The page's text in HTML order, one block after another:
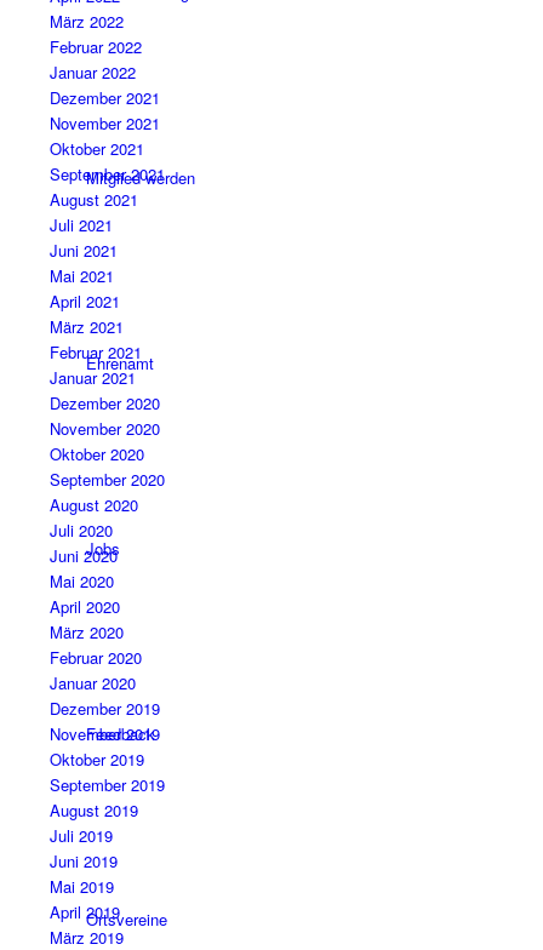
Mitglied werden
Ehrenamt
Jobs
Feedback
Ortsvereine
März 2022
Februar 2022
Januar 2022
Dezember 2021
November 2021
Oktober 2021
September 2021
August 2021
Juli 2021
Juni 2021
Mai 2021
April 2021
März 2021
Februar 2021
Januar 2021
Dezember 2020
November 2020
Oktober 2020
September 2020
August 2020
Juli 2020
Juni 2020
Mai 2020
April 2020
März 2020
Februar 2020
Januar 2020
Dezember 2019
November 2019
Oktober 2019
September 2019
August 2019
Juli 2019
Juni 2019
Mai 2019
April 2019
März 2019